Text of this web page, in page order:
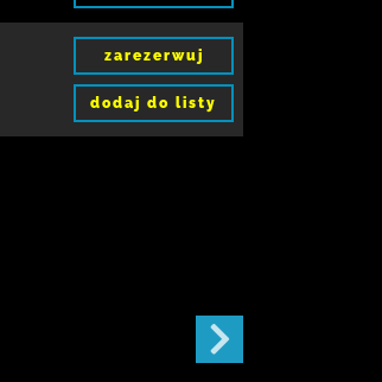
zarezerwuj
dodaj do listy